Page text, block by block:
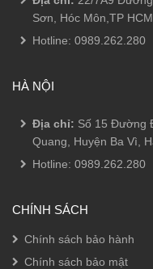
Sơn, Hóc Môn,TP HCM.
Hotline: 0989.262.280
HÀ NỘI
Địa chỉ: Số 15 Đường
Quang, Huyện Ba Vì,
Hotline: 0989.262.280
CHÍNH SÁCH
Chính sách bảo hành
Chính sách bảo mật